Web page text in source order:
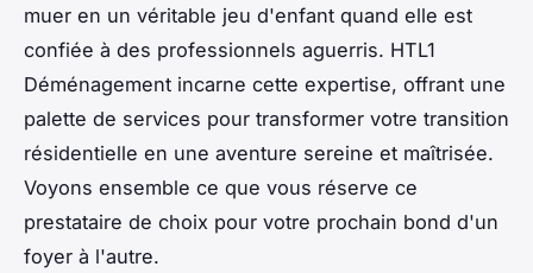
muer en un véritable jeu d'enfant quand elle est
confiée à des professionnels aguerris. HTL1
Déménagement incarne cette expertise, offrant une
palette de services pour transformer votre transition
résidentielle en une aventure sereine et maîtrisée.
Voyons ensemble ce que vous réserve ce
prestataire de choix pour votre prochain bond d'un
foyer à l'autre.